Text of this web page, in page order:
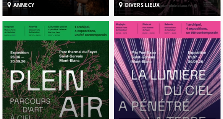
ANNECY
DIVERS LIEUX